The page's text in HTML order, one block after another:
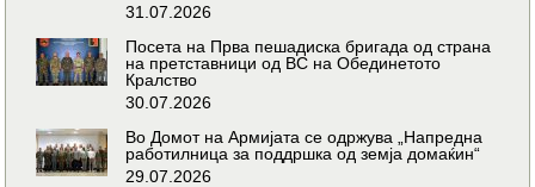
31.07.2026
Посета на Прва пешадиска бригада од страна
на претставници од ВС на Обединетото
Кралство
30.07.2026
Во Домот на Армијата се одржува „Напредна
работилница за поддршка од земја домаќин“
29.07.2026